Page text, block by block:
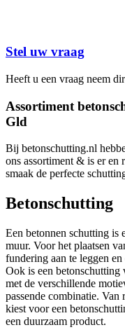
Stel uw vraag
Heeft u een vraag neem
Assortiment
Gld
Bij betonschutting.nl
ons assortiment & is er en
smaak de perfecte
Betonschutting
Een betonnen schutting is
muur. Voor het plaatsen
fundering aan te leggen
Ook is een betonschutting
met de verschillende
passende combinatie.
kiest voor een
een duurzaam product.